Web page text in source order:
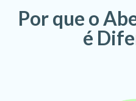
Por que o
é